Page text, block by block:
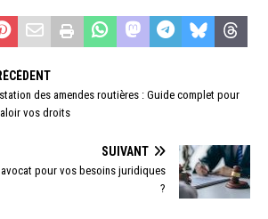
des amendes routières : Guide complet pour
vos droits
SUIVANT
pour vos besoins juridiques
?